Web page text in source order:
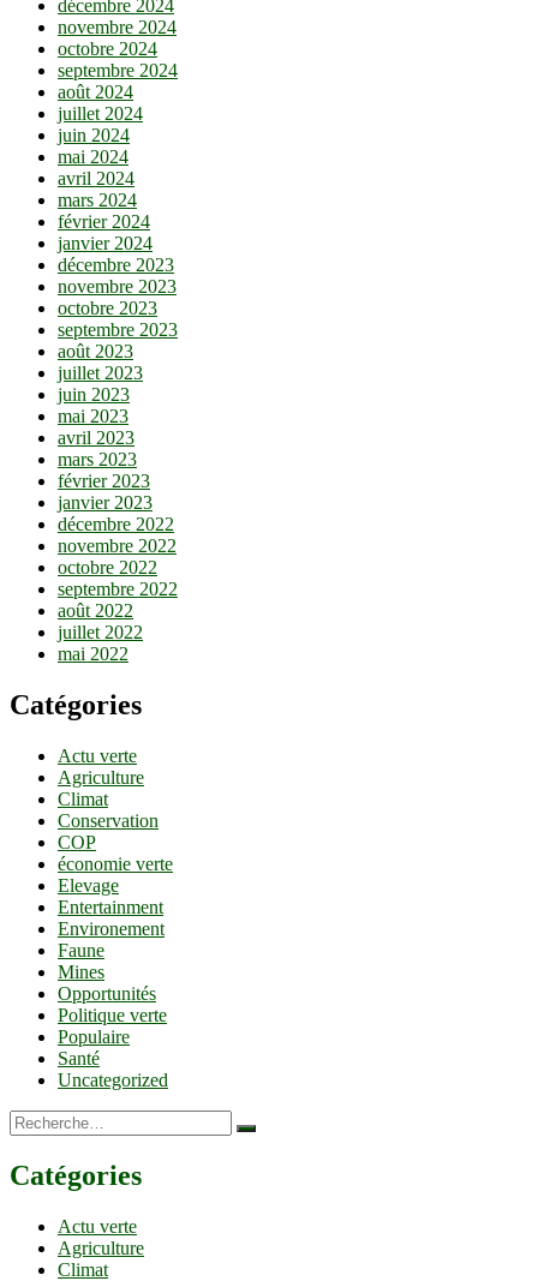
décembre 2024
novembre 2024
octobre 2024
septembre 2024
août 2024
juillet 2024
juin 2024
mai 2024
avril 2024
mars 2024
février 2024
janvier 2024
décembre 2023
novembre 2023
octobre 2023
septembre 2023
août 2023
juillet 2023
juin 2023
mai 2023
avril 2023
mars 2023
février 2023
janvier 2023
décembre 2022
novembre 2022
octobre 2022
septembre 2022
août 2022
juillet 2022
mai 2022
Catégories
Actu verte
Agriculture
Climat
Conservation
COP
économie verte
Elevage
Entertainment
Environement
Faune
Mines
Opportunités
Politique verte
Populaire
Santé
Uncategorized
Recherche…
Catégories
Actu verte
Agriculture
Climat